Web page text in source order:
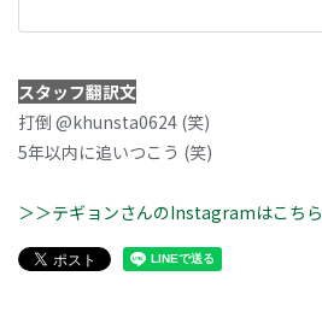
スタッフ翻訳文
打倒 @khunsta0624 (笑)
5年以内に追いつこう (笑)
＞＞テギョンさんのInstagramはこちら